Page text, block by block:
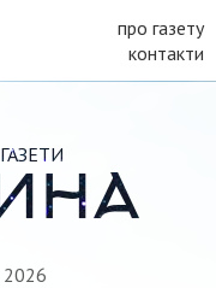
про газету
контакти
2026